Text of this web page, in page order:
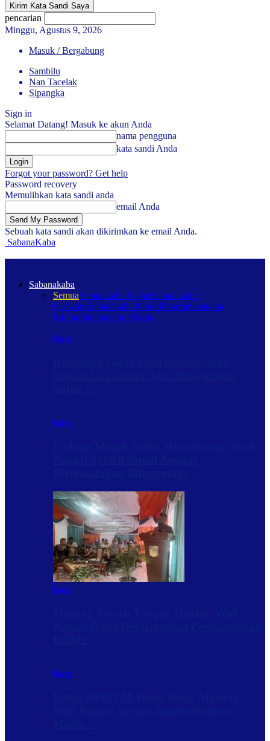
pencarian
Minggu, Agustus 9, 2026
Masuk / Bergabung
Sambilu
Nan Tacelak
Sipangka
Sign in
Selamat Datang! Masuk ke akun Anda
nama pengguna
kata sandi Anda
Forgot your password? Get help
Password recovery
Memulihkan kata sandi anda
email Anda
Sebuah kata sandi akan dikirimkan ke email Anda.
SabanaKaba
Sabanakaba
SemuaSabanakaba NagariSabanakaba
PariwaraSabanakaba PendidikanSabanakaba
RantauSabanakaba Wisata
Baru
Baru
Baru
Baru